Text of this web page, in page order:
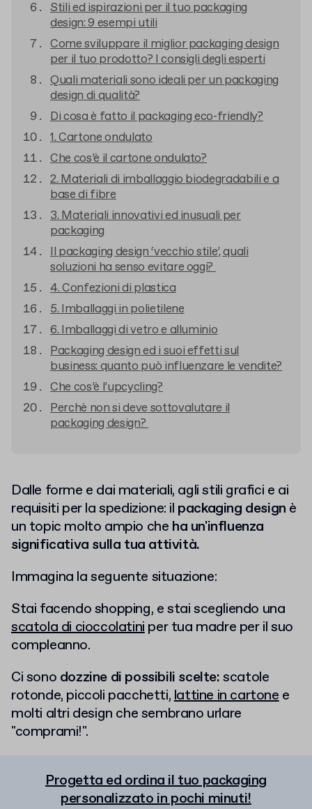
Stili ed ispirazioni per il tuo packaging
design: 9 esempi utili
Come sviluppare il miglior packaging design
per il tuo prodotto? I consigli degli esperti
Quali materiali sono ideali per un packaging
design di qualità?
Di cosa è fatto il packaging eco-friendly?
1. Cartone ondulato
Che cos’è il cartone ondulato?
2. Materiali di imballaggio biodegradabili e a
base di fibre
3. Materiali innovativi ed inusuali per
packaging
Il packaging design ‘vecchio stile’, quali
soluzioni ha senso evitare oggi?
4. Confezioni di plastica
5. Imballaggi in polietilene
6. Imballaggi di vetro e alluminio
Packaging design ed i suoi effetti sul
business: quanto può influenzare le vendite?
Che cos’è l’upcycling?
Perchè non si deve sottovalutare il
packaging design?
Dalle forme e dai materiali, agli stili grafici e ai
requisiti per la spedizione: il packaging design è
un topic molto ampio che ha un'influenza
significativa sulla tua attività.
Immagina la seguente situazione:
Stai facendo shopping, e stai scegliendo una
scatola di cioccolatiniper tua madre per il suo
compleanno.
Ci sono dozzine di possibili scelte:scatole
rotonde, piccoli pacchetti,lattine in cartonee
molti altri design che sembrano urlare
"comprami!".
Progetta ed ordina il tuo packaging
personalizzato in pochi minuti!